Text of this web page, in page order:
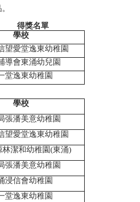
得獎名單
學校
望愛堂逸東幼稚園
導會東涌幼兒園
堂逸東幼稚園
學校
張潘美意幼稚園
望愛堂逸東幼稚園
林潔和幼稚園(東涌)
張潘美意幼稚園
浸信會幼稚園
堂逸東幼稚園